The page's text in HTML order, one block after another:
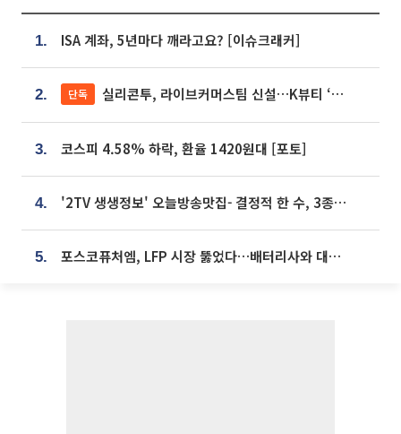
1. ISA 계좌, 5년마다 깨라고요? [이슈크래커]
2. 단독 실리콘투, 라이브커머스팀 신설…K뷰티 ‘글로벌 판매망’ 확대[K뷰티 라방戰]
3. 코스피 4.58% 하락, 환율 1420원대 [포토]
4. '2TV 생생정보' 오늘방송맛집- 결정적 한 수, 3종 메밀면! 메밀 소바 맛집 '의○○○○'
5. 포스코퓨처엠, LFP 시장 뚫었다…배터리사와 대규모 장기 공급 합의